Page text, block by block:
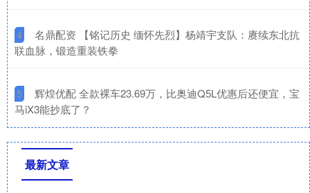
4
​名鼎配资 【铭记历史 缅怀先烈】杨靖宇支队：赓续东北抗
联血脉，锻造重装铁拳
5
​辉煌优配 全款裸车23.69万，比奥迪Q5L优惠后还便宜，宝
马iX3能抄底了？
最新文章